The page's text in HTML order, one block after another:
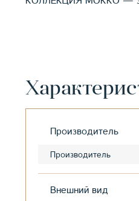
Производитель
Производитель
Внешний вид